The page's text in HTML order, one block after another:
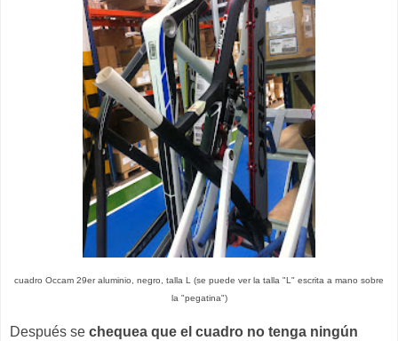
cuadro Occam 29er aluminio, negro, talla L (se puede ver la talla "L" escrita a mano sobre
la "pegatina")
Después se chequea que el cuadro no tenga ningún